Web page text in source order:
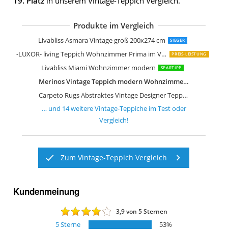
Produkte im Vergleich
Livabliss Asmara Vintage groß 200x274 cm SIEGER
-LUXOR- living Teppich Wohnzimmer Prima im Vintage Design PREIS-LEISTUNG
Livabliss Miami Wohnzimmer modern SPARTIPP
Merinos Vintage Teppich modern Wohnzimmerteppich Designteppich
Carpeto Rugs Abstraktes Vintage Designer Teppich
Loberon Teppich Lortet Vintage-Look
Loberon Teppich Louvarie
Loberon Teppich Delpheer
Surya Tampa Vintage Teppich
Loberon Teppich Daryush
Safavieh Vintage Inspirierter Teppich
Safavieh Wohnzimmer Teppich
… und 14weitereVintage-Teppicheim Test oder
Vergleich!
Zum Vintage-Teppich Vergleich
Kundenmeinung
3,9von 5 Sternen
5Sterne 53%